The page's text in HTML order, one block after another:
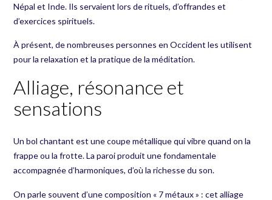
Népal et Inde. Ils servaient lors de rituels, d’offrandes et
d’exercices spirituels.
À présent, de nombreuses personnes en Occident les utilisent
pour la relaxation et la pratique de la méditation.
Alliage, résonance et
sensations
Un bol chantant est une coupe métallique qui vibre quand on la
frappe ou la frotte. La paroi produit une fondamentale
accompagnée d’harmoniques, d’où la richesse du son.
On parle souvent d’une composition « 7 métaux » : cet alliage